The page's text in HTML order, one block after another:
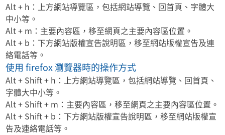
Alt + h：上方網站導覽區，包括網站導覽、回首頁、字體大
中小等。
Alt + m：主要內容區，移至網頁之主要內容區位置。
Alt + b：下方網站版權宣告說明區，移至網站版權宣告及連
絡電話等。
使用 firefox 瀏覽器時的操作方式
Alt + Shift + h：上方網站導覽區，包括網站導覽、回首頁、
字體大中小等。
Alt + Shift + m：主要內容區，移至網頁之主要內容區位置。
Alt + Shift + b：下方網站版權宣告說明區，移至網站版權宣
告及連絡電話等。